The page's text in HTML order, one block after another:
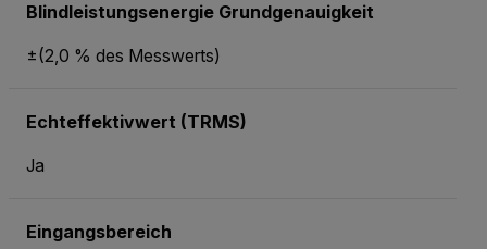
Blindleistungsenergie Grundgenauigkeit
±(2,0 % des Messwerts)
Echteffektivwert (TRMS)
Ja
Eingangsbereich